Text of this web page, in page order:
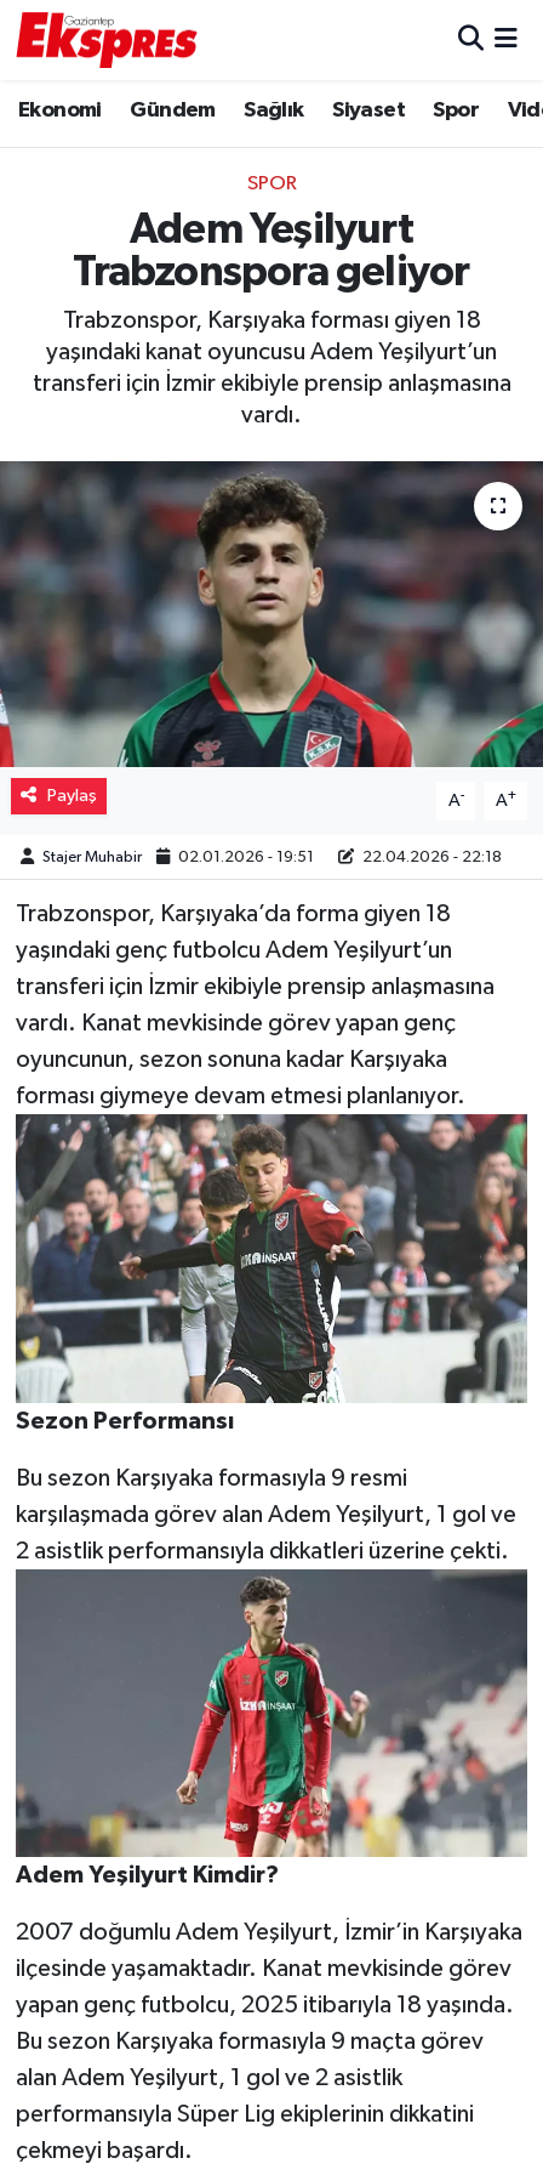
Ekonomi Gündem Sağlık Siyaset Spor
SPOR
Adem Yeşilyurt
Trabzonspora geliyor
Trabzonspor, Karşıyaka forması giyen 18
yaşındaki kanat oyuncusu Adem Yeşilyurt’un
transferi için İzmir ekibiyle prensip anlaşmasına
vardı.
Paylaş A- A+
Stajer Muhabir 02.01.2026 - 19:51 22.04.2026 - 22:18
Trabzonspor, Karşıyaka’da forma giyen 18
yaşındaki genç futbolcu Adem Yeşilyurt’un
transferi için İzmir ekibiyle prensip anlaşmasına
vardı. Kanat mevkisinde görev yapan genç
oyuncunun, sezon sonuna kadar Karşıyaka
forması giymeye devam etmesi planlanıyor.
Sezon Performansı
Bu sezon Karşıyaka formasıyla 9 resmi
karşılaşmada görev alan Adem Yeşilyurt, 1 gol ve
2 asistlik performansıyla dikkatleri üzerine çekti.
Adem Yeşilyurt Kimdir?
2007 doğumlu Adem Yeşilyurt, İzmir’in Karşıyaka
ilçesinde yaşamaktadır. Kanat mevkisinde görev
yapan genç futbolcu, 2025 itibarıyla 18 yaşında.
Bu sezon Karşıyaka formasıyla 9 maçta görev
alan Adem Yeşilyurt, 1 gol ve 2 asistlik
performansıyla Süper Lig ekiplerinin dikkatini
çekmeyi başardı.
Ekonomi
Gaziantep son dakika
Genel
Gündem
Haberler
Kültür Sanat
Müzik
Resmi İlanlar
Sağlık
Spor
Teknoloji
Türkiye
Video Haber
Yaşam
Yeme-İçme
Trafik Durumu
Puan Durumu ve Fikstür
Tüm Manşetler
Son Dakika Haberleri
Haber Arşivi